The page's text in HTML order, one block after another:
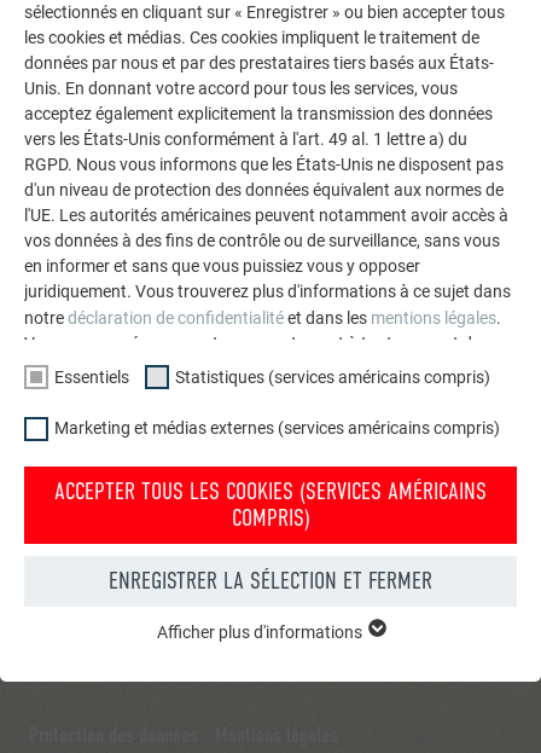
sélectionnés en cliquant sur « Enregistrer » ou bien accepter tous
les cookies et médias. Ces cookies impliquent le traitement de
données par nous et par des prestataires tiers basés aux États-
Unis. En donnant votre accord pour tous les services, vous
acceptez également explicitement la transmission des données
vers les États-Unis conformément à l'art. 49 al. 1 lettre a) du
RGPD. Nous vous informons que les États-Unis ne disposent pas
d'un niveau de protection des données équivalent aux normes de
l'UE. Les autorités américaines peuvent notamment avoir accès à
vos données à des fins de contrôle ou de surveillance, sans vous
en informer et sans que vous puissiez vous y opposer
juridiquement. Vous trouverez plus d'informations à ce sujet dans
notredéclaration de confidentialitéet dans les mentions légales.
Vous pouvez révoquer votre consentement à tout moment dans
les paramètres des cookies.
Essentiels Statistiques (services américains compris)
Marketing et médias externes (services américains compris)
ACCEPTER TOUS LES COOKIES (SERVICES AMÉRICAINS
COMPRIS)
ENREGISTRER LA SÉLECTION ET FERMER
Afficher plus d'informations